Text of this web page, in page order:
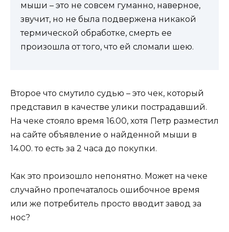
мыши – это не совсем гуманно, наверное,
звучит, но не была подвержена никакой
термической обработке, смерть ее
произошла от того, что ей сломали шею.
Второе что смутило судью – это чек, который
представил в качестве улики пострадавший.
На чеке стояло время 16.00, хотя Петр разместил
на сайте объявление о найденной мыши в
14.00. то есть за 2 часа до покупки.
Как это произошло непонятно. Может на чеке
случайно пропечаталось ошибочное время
или же потребитель просто вводит завод за
нос?